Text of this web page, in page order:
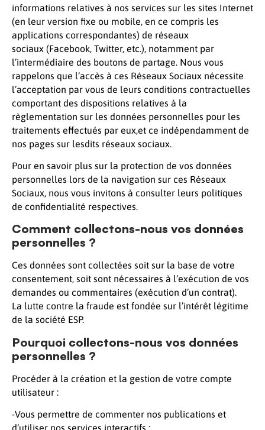
informations relatives à nos services sur les sites Internet
(en leur version fixe ou mobile, en ce compris les
applications correspondantes) de réseaux
sociaux (Facebook, Twitter, etc.), notamment par
l’intermédiaire des boutons de partage. Nous vous
rappelons que l’accès à ces Réseaux Sociaux nécessite
l’acceptation par vous de leurs conditions contractuelles
comportant des dispositions relatives à la
règlementation sur les données personnelles pour les
traitements effectués par eux,et ce indépendamment de
nos pages sur lesdits réseaux sociaux.
Pour en savoir plus sur la protection de vos données
personnelles lors de la navigation sur ces Réseaux
Sociaux, nous vous invitons à consulter leurs politiques
de confidentialité respectives.
Comment collectons-nous vos données
personnelles ?
Ces données sont collectées soit sur la base de votre
consentement, soit sont nécessaires à l’exécution de vos
demandes ou commentaires (exécution d’un contrat).
La lutte contre la fraude est fondée sur l’intérêt légitime
de la société ESP.
Pourquoi collectons-nous vos données
personnelles ?
Procéder à la création et la gestion de votre compte
utilisateur :
-Vous permettre de commenter nos publications et
d’utiliser nos services interactifs ;